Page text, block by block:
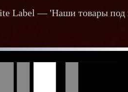
Label — 'Наши товары под